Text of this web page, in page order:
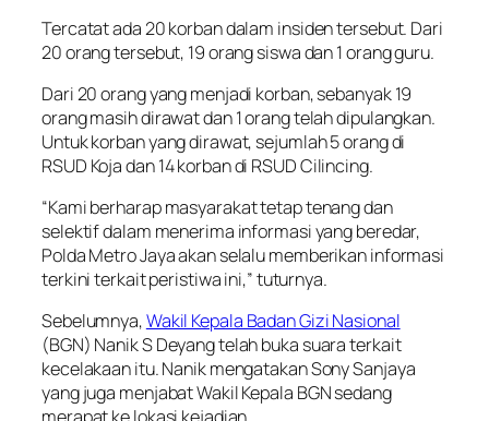
Tercatat ada 20 korban dalam insiden tersebut. Dari
20 orang tersebut, 19 orang siswa dan 1 orang guru.
Dari 20 orang yang menjadi korban, sebanyak 19
orang masih dirawat dan 1 orang telah dipulangkan.
Untuk korban yang dirawat, sejumlah 5 orang di
RSUD Koja dan 14 korban di RSUD Cilincing.
“Kami berharap masyarakat tetap tenang dan
selektif dalam menerima informasi yang beredar,
Polda Metro Jaya akan selalu memberikan informasi
terkini terkait peristiwa ini,” tuturnya.
Sebelumnya,Wakil Kepala Badan Gizi Nasional
(BGN) Nanik S Deyang telah buka suara terkait
kecelakaan itu. Nanik mengatakan Sony Sanjaya
yang juga menjabat Wakil Kepala BGN sedang